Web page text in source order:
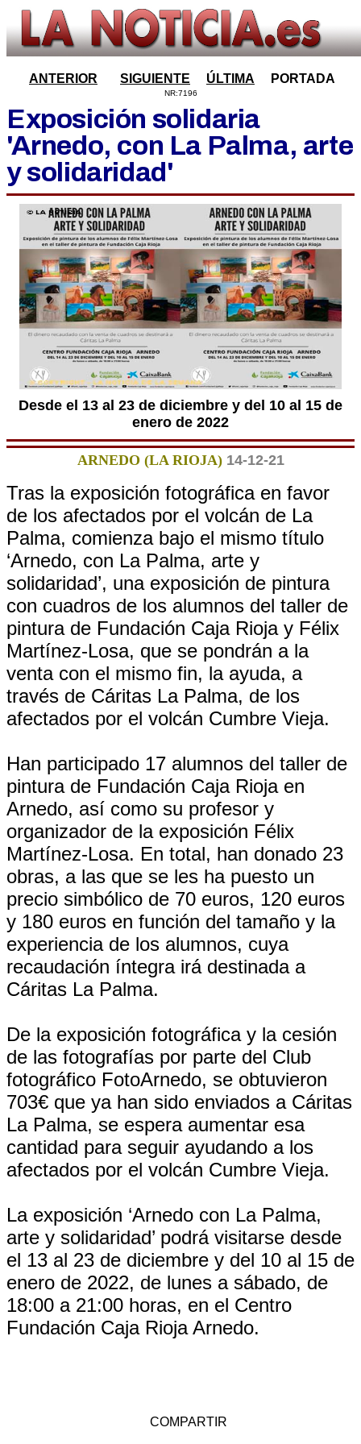
ANTERIOR SIGUIENTE ÚLTIMA PORTADA
NR:7196
Exposición solidaria
'Arnedo, con La Palma, arte
y solidaridad'
Desde el 13 al 23 de diciembre y del 10 al 15 de
enero de 2022
ARNEDO (LA RIOJA) 14-12-21
Tras la exposición fotográfica en favor
de los afectados por el volcán de La
Palma, comienza bajo el mismo título
‘Arnedo, con La Palma, arte y
solidaridad’, una exposición de pintura
con cuadros de los alumnos del taller de
pintura de Fundación Caja Rioja y Félix
Martínez-Losa, que se pondrán a la
venta con el mismo fin, la ayuda, a
través de Cáritas La Palma, de los
afectados por el volcán Cumbre Vieja.
Han participado 17 alumnos del taller de
pintura de Fundación Caja Rioja en
Arnedo, así como su profesor y
organizador de la exposición Félix
Martínez-Losa. En total, han donado 23
obras, a las que se les ha puesto un
precio simbólico de 70 euros, 120 euros
y 180 euros en función del tamaño y la
experiencia de los alumnos, cuya
recaudación íntegra irá destinada a
Cáritas La Palma.
De la exposición fotográfica y la cesión
de las fotografías por parte del Club
fotográfico FotoArnedo, se obtuvieron
703€ que ya han sido enviados a Cáritas
La Palma, se espera aumentar esa
cantidad para seguir ayudando a los
afectados por el volcán Cumbre Vieja.
La exposición ‘Arnedo con La Palma,
arte y solidaridad’ podrá visitarse desde
el 13 al 23 de diciembre y del 10 al 15 de
enero de 2022, de lunes a sábado, de
18:00 a 21:00 horas, en el Centro
Fundación Caja Rioja Arnedo.
COMPARTIR